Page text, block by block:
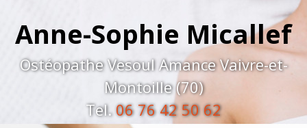
Anne-Sophie Micallef
Ostéopathe Vesoul Amance Vaivre-et-
Montoille (70)
Tel.06 76 42 50 62